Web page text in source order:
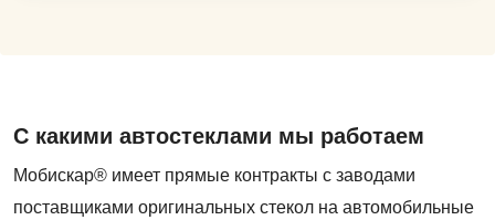
С какими автостеклами мы работаем
Мобискар® имеет прямые контракты с заводами
поставщиками оригинальных стекол на автомобильные